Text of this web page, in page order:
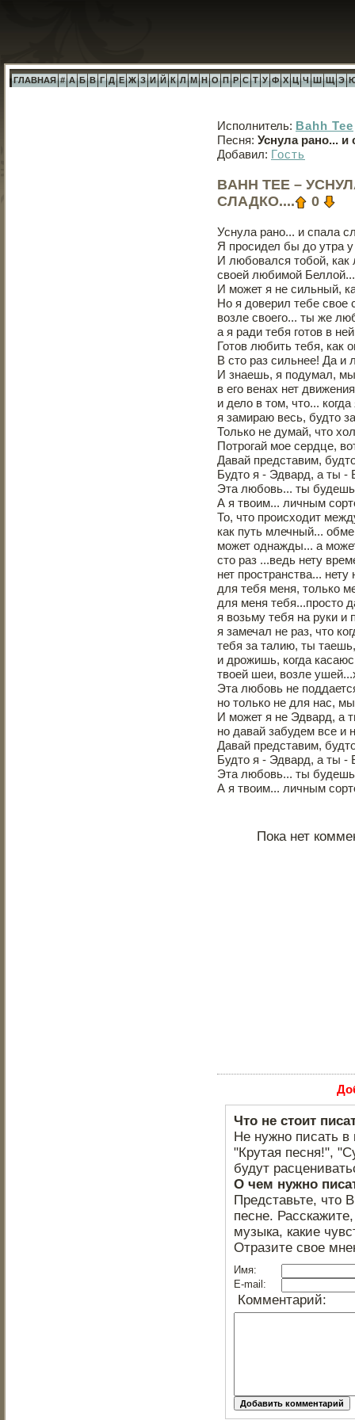
ГЛАВНАЯ # А Б В Г Д Е Ж З И Й К Л М Н О П Р С Т У Ф Х Ц Ч Ш Щ Э
Исполнитель: Bahh Tee
Песня: Уснула рано... и
Добавил: Гость
BAHH TEE –
СЛАДКО....
0
Уснула рано... и спала
Я просидел бы до утра у
И любовался тобой,
своей любимой
И может я не сильный,
Но я доверил тебе свое
возле своего... ты же
а я ради тебя готов в
Готов любить тебя, как
В сто раз сильнее! Да
И знаешь, я подумал,
в его венах нет
и дело в том, что...
я замираю весь, будто
Только не думай, что
Потрогай мое сердце,
Давай представим,
Будто я - Эдвард, а ты -
Эта любовь... ты
А я твоим... личным
То, что происходит
как путь млечный...
может однажды... а
сто раз ...ведь нету
нет пространства... нету
для тебя меня, только
для меня тебя...просто
я возьму тебя на руки и
я замечал не раз, что
тебя за талию, ты
и дрожишь, когда
твоей шеи, возле
Эта любовь не
но только не для нас,
И может я не Эдвард, а
но давай забудем все и
Давай представим,
Будто я - Эдвард, а ты -
Эта любовь... ты
А я твоим... личным
Пока нет
Что не стоит
Не нужно писать в
"Крутая песня!",
будут
О чем нужно
Представьте, что
песне.
музыка, какие
Отразите свое
Имя:
E-mail:
Комментарий: